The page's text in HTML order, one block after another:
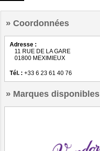
Coordonnées
Adresse :
11 RUE DE LA GARE
01800 MEXIMIEUX
Tél. : +33 6 23 61 40 76
Marques disponibles